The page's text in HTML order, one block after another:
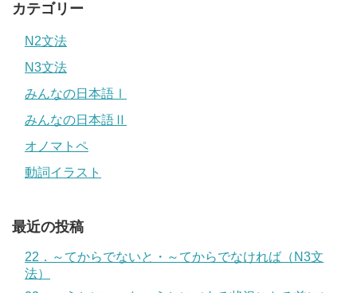
カテゴリー
N2文法
N3文法
みんなの日本語Ⅰ
みんなの日本語Ⅱ
オノマトペ
動詞イラスト
最近の投稿
22．～てからでないと・～てからでなければ（N3文
法）